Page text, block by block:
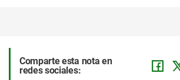
Comparte esta nota en
redes sociales: